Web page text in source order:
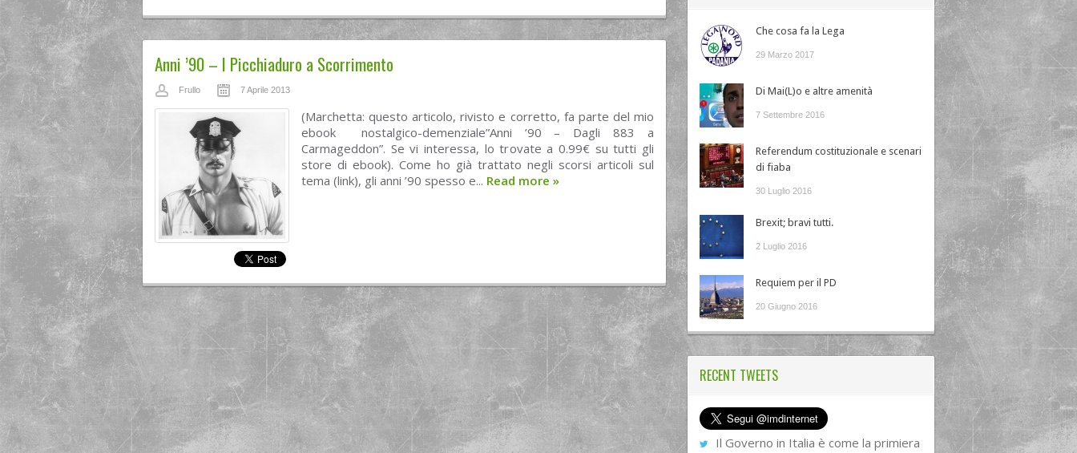
Anni ’90 – I Picchiaduro a Scorrimento
Frullo 7 Aprile 2013
(Marchetta: questo articolo, rivisto e corretto, fa parte del mio
ebook nostalgico-demenziale”Anni ’90 – Dagli 883 a
Carmageddon”. Se vi interessa, lo trovate a 0.99€ su tutti gli
store di ebook). Come ho già trattato negli scorsi articoli sul
tema (link), gli anni ’90 spesso e... Read more »
Che cosa fa la Lega
29 Marzo 2017
Di Mai(L)o e altre amenità
7 Settembre 2016
Referendum costituzionale e scenari
di fiaba
30 Luglio 2016
Brexit; bravi tutti.
2 Luglio 2016
Requiem per il PD
20 Giugno 2016
RECENT TWEETS
Il Governo in Italia è come la primiera